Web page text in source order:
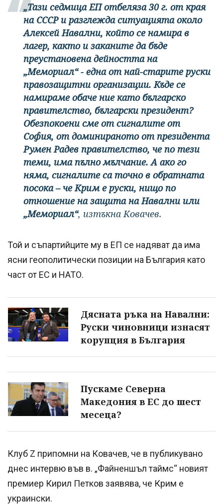
„Тази седмица ЕП отбеляза 30 г. от края
на СССР и разглежда ситуацията около
Алексей Навални, който се намира в
лагер, както и заканите да бъде
преустановена дейността на
„Мемориал“ - една от най-старите руски
правозащитни организации. Къде се
намираме обаче ние като българско
правителство, български президент?
Обезпокоени сме от сигналите от
София, от доминираното от президента
Румен Радев правителство, че по тези
теми, има пълно мълчание. А ако го
няма, сигналите са точно в обратната
посока – че Крим е руски, нищо по
отношение на защита на Навални или
„Мемориал“, изтъкна Ковачев.
Той и съпартийците му в ЕП се надяват да има
ясни геополитически позиции на България като
част от ЕС и НАТО.
Дясната ръка на Навални:
Руски чиновници изнасят
корупция в България
Пускаме Северна
Македония в ЕС до шест
месеца?
Клуб Z припомни на Ковачев, че в публикувано
днес интервю във в. „Файненшъл таймс“ новият
премиер Кирил Петков заявява, че Крим е
украински.